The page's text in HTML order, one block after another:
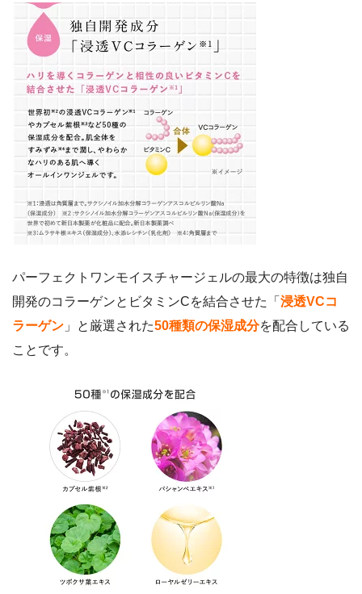
パーフェクトワンモイスチャージェルの最大の特徴は独自
開発のコラーゲンとビタミンCを結合させた「 浸透VCコ
ラーゲン 」と厳選された50種類の保湿成分を配合している
ことです。